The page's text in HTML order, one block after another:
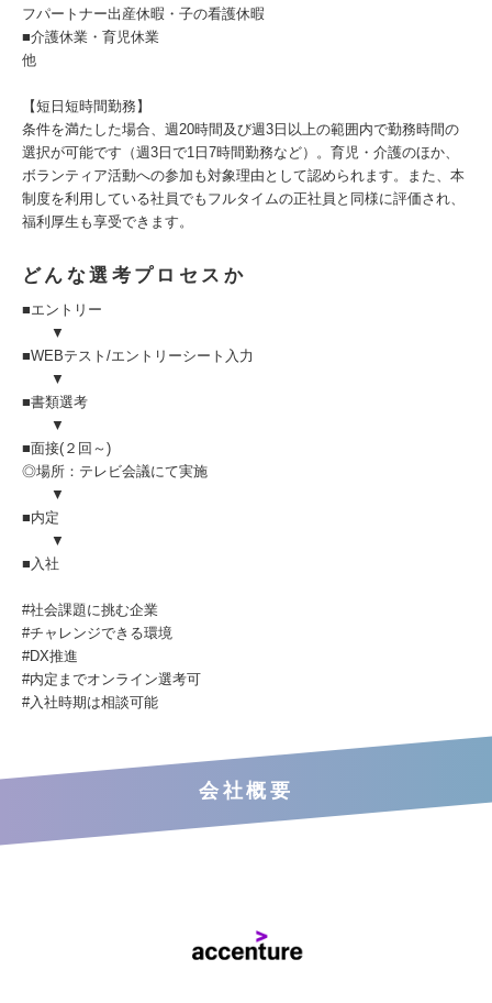
フパートナー出産休暇・子の看護休暇
■介護休業・育児休業
他
【短日短時間勤務】
条件を満たした場合、週20時間及び週3日以上の範囲内で勤務時間の
選択が可能です（週3日で1日7時間勤務など）。育児・介護のほか、
ボランティア活動への参加も対象理由として認められます。また、本
制度を利用している社員でもフルタイムの正社員と同様に評価され、
福利厚生も享受できます。
どんな選考プロセスか
■エントリー
▼
■WEBテスト/エントリーシート入力
▼
■書類選考
▼
■面接(２回～)
◎場所：テレビ会議にて実施
▼
■内定
▼
■入社
#社会課題に挑む企業
#チャレンジできる環境
#DX推進
#内定までオンライン選考可
#入社時期は相談可能
会社概要